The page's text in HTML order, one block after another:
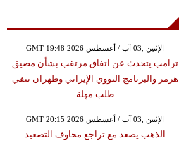
GMT 19:48 2026 الإثنين ,03 آب / أغسطس
ترامب يتحدث عن اتفاق مرتقب بشأن مضيق
هرمز والبرنامج النووي الإيراني وطهران تنفي
طلب مهلة
GMT 20:15 2026 الإثنين ,03 آب / أغسطس
الذهب يصعد مع تراجع مخاوف التصعيد